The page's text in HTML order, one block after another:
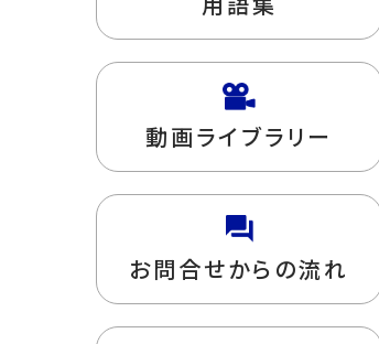
動画ライブラリー
お問合せからの流れ